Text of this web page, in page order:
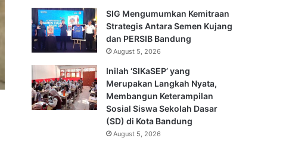
SIG Mengumumkan Kemitraan
Strategis Antara Semen Kujang
dan PERSIB Bandung
August 5, 2026
Inilah ‘SIKaSEP’ yang
Merupakan Langkah Nyata,
Membangun Keterampilan
Sosial Siswa Sekolah Dasar
(SD) di Kota Bandung
August 5, 2026